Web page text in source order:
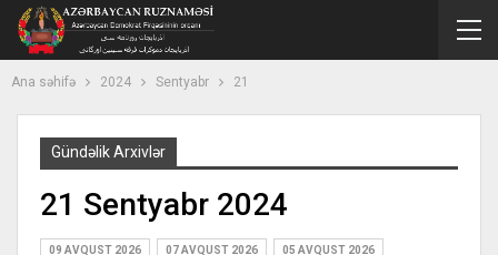
Ana səhifə 2024 Sentyabr 21
Gündəlik Arxivlər
21 Sentyabr 2024
09 AVQUST 2026 07 AVQUST 2026 05 AVQUST 2026